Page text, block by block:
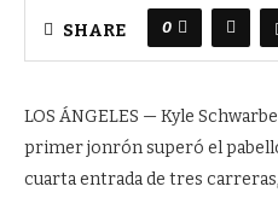
SHARE 0
LOS ÁNGELES — Kyle
primer jonrón superó el
cuarta entrada de tres